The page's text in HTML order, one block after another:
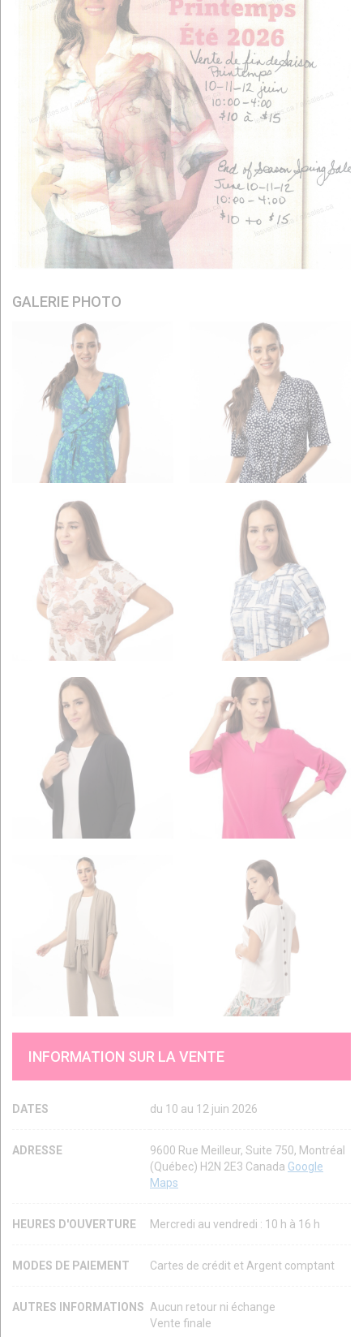
GALERIE PHOTO
INFORMATION SUR LA VENTE
DATES du 10 au 12 juin 2026
ADRESSE
9600 Rue Meilleur, Suite 750, Montréal
(Québec) H2N 2E3 Canada Google
Maps
HEURES D'OUVERTURE Mercredi au vendredi : 10 h à 16 h
MODES DE PAIEMENT Cartes de crédit et Argent comptant
AUTRES INFORMATIONS Aucun retour ni échange
Vente finale